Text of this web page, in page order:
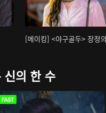
[메이킹] <야구골두> 장정
신의 한 수